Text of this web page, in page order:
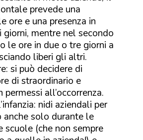
prevede una
ore e una presenza in
mentre nel secondo
le ore in due o tre giorni a
liberi gli altri.
si può decidere di
di straordinario e
all’occorrenza.
nidi aziendali per
anche solo durante le
scuole (che non sempre